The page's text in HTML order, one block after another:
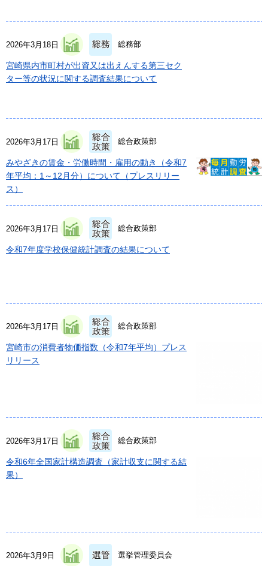
2026年3月18日 総務部
宮崎県内市町村が出資又は出えんする第三セク
ター等の状況に関する調査結果について
2026年3月17日 総合政策部
みやざきの賃金・労働時間・雇用の動き（令和7
年平均：1～12月分）について（プレスリリー
ス）
2026年3月17日 総合政策部
令和7年度学校保健統計調査の結果について
2026年3月17日 総合政策部
宮崎市の消費者物価指数（令和7年平均）プレス
リリース
2026年3月17日 総合政策部
令和6年全国家計構造調査（家計収支に関する結
果）
2026年3月9日 選挙管理委員会